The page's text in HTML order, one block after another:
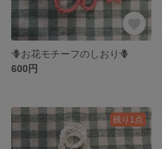
🪻お花モチーフのしおり🪻
600円
残り1点